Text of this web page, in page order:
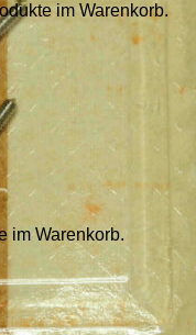
im Warenkorb.
im Warenkorb.